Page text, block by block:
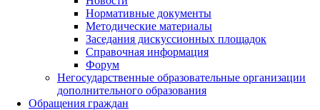
Нормативные документы
Методические материалы
Заседания дискуссионных площадок
Справочная информация
Форум
Негосударственные образовательные организации
дополнительного образования
Обращения граждан